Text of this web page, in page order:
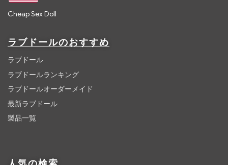
Cheap Sex Doll
ラブドールのおすすめ
ラブドール
ラブドールランキング
ラブドールオーダーメイド
最新ラブドール
製品一覧